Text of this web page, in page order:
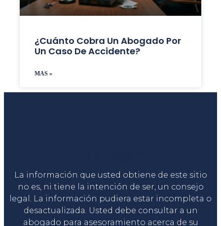
¿Cuánto Cobra Un Abogado Por
Un Caso De Accidente?
MAS »
La información que usted obtiene de este sitio
no es, ni tiene la intención de ser, un consejo
legal. La información pudiera estar incompleta o
desactualizada. Usted debe consultar a un
abogado para asesoramiento acerca de su